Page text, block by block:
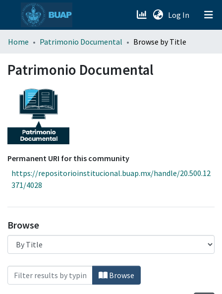
Log In (current)
menu.section.about_menu
All of DSpace
Home Patrimonio Documental Browse by Title
Patrimonio Documental
Permanent URI for this community
https://repositorioinstitucional.buap.mx/handle/20.500.12
371/4028
Browse
Browsing Patrimonio Documental by Title
Browse